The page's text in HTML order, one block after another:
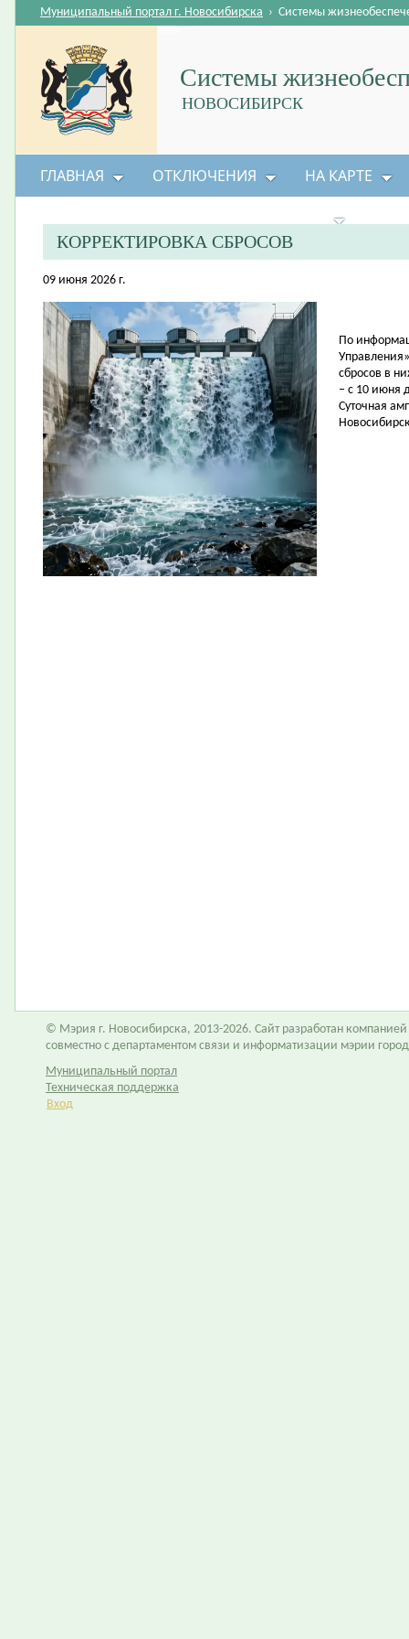
Системы
НОВОСИБИРСК
Муниципальный портал г. Новосибирска › Системы
ГЛАВНАЯ ОТКЛЮЧЕНИЯ НА КАРТЕ
КОРРЕКТИРОВКА СБРОСОВ
09 июня 2026 г.
По
сбросов в
– с 10 июня
Суточная
© Мэрия г. Новосибирска, 2013-2026. Сайт разработан компанией
совместно с департаментом связи и информатизации мэрии
Муниципальный портал
Техническая поддержка
Вход